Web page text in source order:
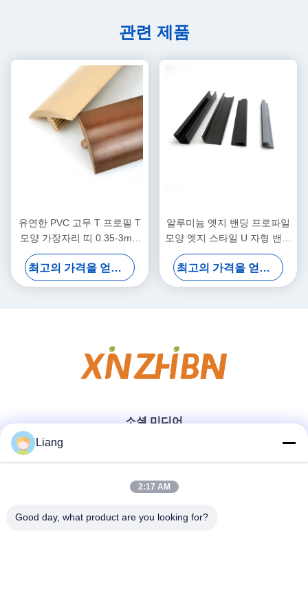
관련 제품
유연한 PVC 고무 T 프로필 T
모양 가장자리 띠 0.35-3mm
두께와 9-350mm 너비로 가
구 응용
최고의 가격을 얻으십시오
알루미늄 엣지 밴딩 프로파일
모양 엣지 스타일 U 자형 밴딩
트림 엣지 밴딩 알루미늄 프로
파일 장식
최고의 가격을 얻으십시오
소셜 미디어
빠른 연락
Tel
Liang
2:17 AM
Good day, what product are you looking for?